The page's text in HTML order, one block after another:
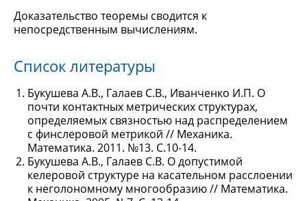
Доказательство теоремы сводится к
непосредственным вычислениям.
Список литературы
Букушева А.В., Галаев С.В., Иванченко И.П. О
почти контактных метрических структурах,
определяемых связностью над распределением
с финслеровой метрикой // Механика.
Математика. 2011. №13. С.10-14.
Букушева А.В., Галаев С.В. О допустимой
келеровой структуре на касательном расслоении
к неголономному многообразию // Математика.